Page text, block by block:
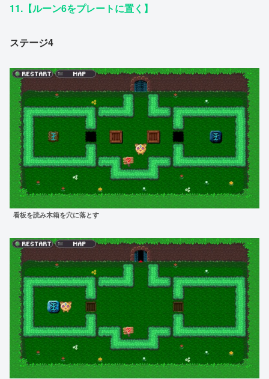
11.【ルーン6をプレートに置く】
ステージ4
看板を読み木箱を穴に落とす